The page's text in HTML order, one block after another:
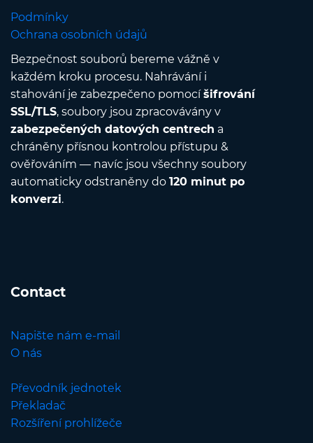
Podmínky
Ochrana osobních údajů
Bezpečnost souborů bereme vážně v
každém kroku procesu. Nahrávání i
stahování je zabezpečeno pomocíšifrování
SSL/TLS, soubory jsou zpracovávány v
zabezpečených datových centrech a
chráněny přísnou kontrolou přístupu &
ověřováním — navíc jsou všechny soubory
automaticky odstraněny do 120 minut po
konverzi.
Contact
Napište nám e-mail
O nás
Převodník jednotek
Překladač
Rozšíření prohlížeče